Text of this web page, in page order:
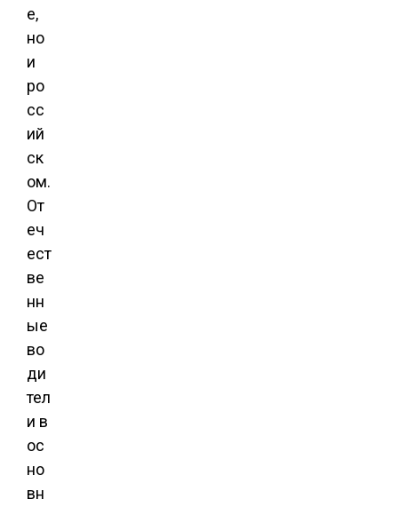
е,
но
и
ро
сс
ий
ск
ом.
От
еч
ест
ве
нн
ые
во
ди
тел
и в
ос
но
вн